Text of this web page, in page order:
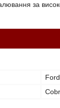
за
Ford